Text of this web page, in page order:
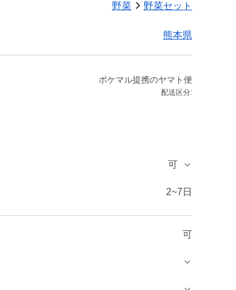
野菜 野菜セット
熊本県
ポケマル提携のヤマト便
配送区分:
可
2~7日
可